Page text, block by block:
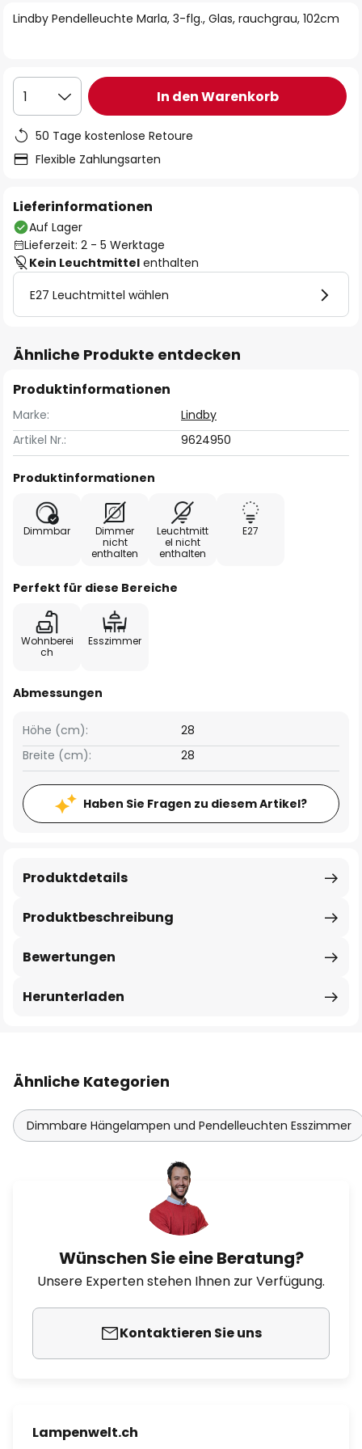
Lindby Pendelleuchte Marla, 3-flg., Glas, rauchgrau, 102cm
1 In den Warenkorb
50 Tage kostenlose Retoure
Flexible Zahlungsarten
Lieferinformationen
Auf Lager
Lieferzeit: 2 - 5 Werktage
Kein Leuchtmittel enthalten
E27 Leuchtmittel wählen
Ähnliche Produkte entdecken
Produktinformationen
Marke:
Lindby
Artikel Nr.:
9624950
Produktinformationen
Dimmbar
Dimmer
nicht
enthalten
Leuchtmitt
el nicht
enthalten
E27
Perfekt für diese Bereiche
Wohnberei
ch
Esszimmer
Abmessungen
Breite (cm): 28
Höhe (cm): 28
Haben Sie Fragen zu diesem Artikel?
Produktbeschreibung
Produktdetails
Bewertungen
Herunterladen
Ähnliche Kategorien
Dimmbare Hängelampen und Pendelleuchten Esszimmer
Wünschen Sie eine Beratung?
Unsere Experten stehen Ihnen zur Verfügung.
Kontaktieren Sie uns
Lampenwelt.ch